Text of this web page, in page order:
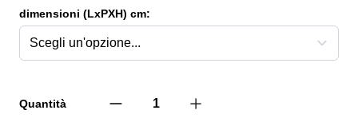
dimensioni (LxPXH) cm:
Quantità